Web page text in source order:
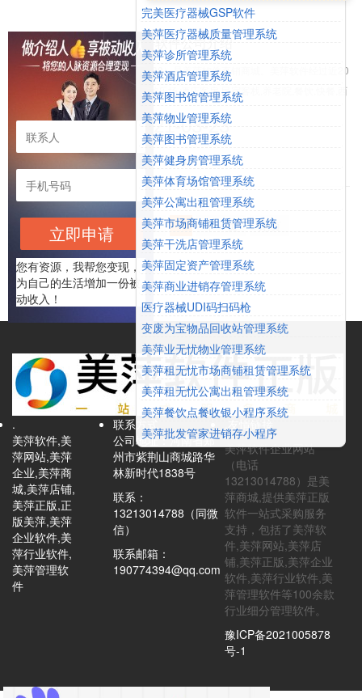
美萍软件公司介绍
美萍官网（官方热线13213014788）是美萍软件直销商城。美萍软件经过近20
年的研发,形成了健身房,棋牌室,游乐场,酒店客房,民宿客栈,养老院,餐饮,快餐,西
餐,火锅店,自助餐,茶楼茶馆,咖啡厅,酒吧,汽车配件,汽车维修,汽车美容,汽车服务,
车辆,物业,房屋中介,房屋装修,建材家居,超市,便利店,洗衣店,手机通讯,图书馆,绘
本馆,培训班,辅导班,幼儿园,诊所,图书店,眼镜店,进销存,会员,美容院等行业管理
软件,共计100余款的美萍软件产品家族,为近100万商家提供着全套的信息化管
理支持。
2021-03-23
首页 上一页 1 下一页 尾页
.
美萍软件,美
萍网站,美萍
企业,美萍商
城,美萍店铺,
美萍正版,正
版美萍,美萍
企业软件,美
萍行业软件,
美萍管理软
件
联系方式
公司地址：河南省郑
州市紫荆山商城路华
林新时代1838号
联系：
13213014788（同微
信）
联系邮箱：
190774394@qq.com
.友情链接
美萍软件企业网站
（电话
13213014788）是美
萍商城,提供美萍正版
软件一站式采购服务
支持，包括了美萍软
件,美萍网站,美萍店
铺,美萍正版,美萍企业
软件,美萍行业软件,美
萍管理软件等100余款
行业细分管理软件。
豫ICP备2021005878
号-1
立即申请
您有资源，我帮您变现，
为自己的生活增加一份被
动收入！
完美医疗器械GSP软件
美萍医疗器械质量管理系统
美萍诊所管理系统
美萍酒店管理系统
美萍图书馆管理系统
美萍物业管理系统
美萍图书管理系统
美萍健身房管理系统
美萍体育场馆管理系统
美萍公寓出租管理系统
美萍市场商铺租赁管理系统
美萍干洗店管理系统
美萍固定资产管理系统
美萍商业进销存管理系统
医疗器械UDI码扫码枪
变废为宝物品回收站管理系统
美萍业无忧物业管理系统
美萍租无忧市场商铺租赁管理系统
美萍租无忧公寓出租管理系统
美萍餐饮点餐收银小程序系统
美萍批发管家进销存小程序